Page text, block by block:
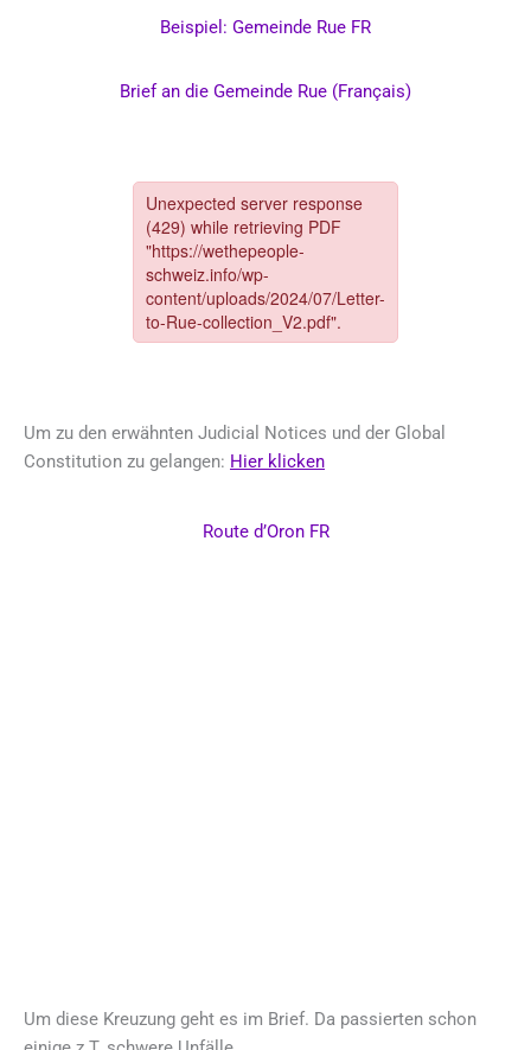
Beispiel: Gemeinde Rue FR
Brief an die Gemeinde Rue (Français)
Um zu den erwähnten Judicial Notices und der Global
Constitution zu gelangen: Hier klicken
Route d’Oron FR
Um diese Kreuzung geht es im Brief. Da passierten schon